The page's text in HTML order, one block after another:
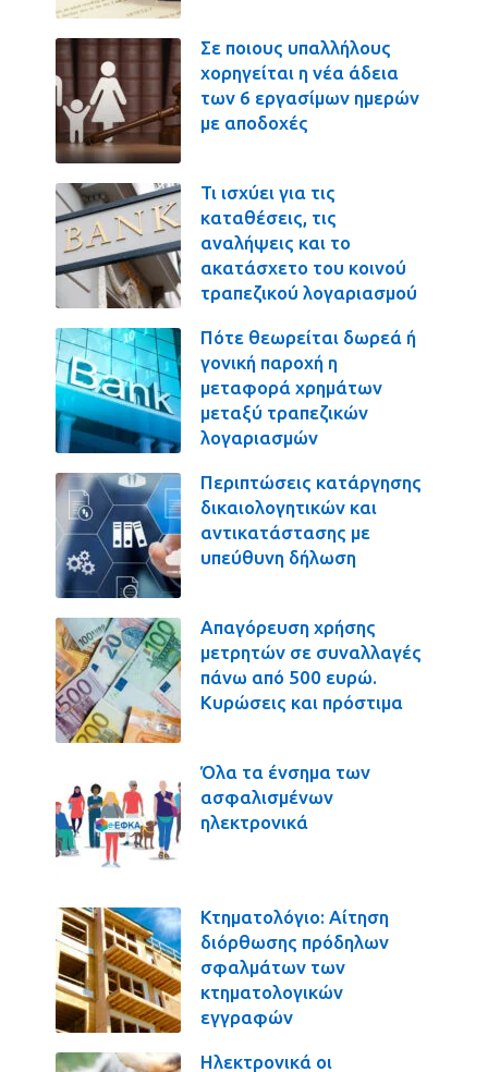
Σε ποιους υπαλλήλους
χορηγείται η νέα άδεια
των 6 εργασίμων ημερών
με αποδοχές
Τι ισχύει για τις
καταθέσεις, τις
αναλήψεις και το
ακατάσχετο του κοινού
τραπεζικού λογαριασμού
Πότε θεωρείται δωρεά ή
γονική παροχή η
μεταφορά χρημάτων
μεταξύ τραπεζικών
λογαριασμών
Περιπτώσεις κατάργησης
δικαιολογητικών και
αντικατάστασης με
υπεύθυνη δήλωση
Απαγόρευση χρήσης
μετρητών σε συναλλαγές
πάνω από 500 ευρώ.
Κυρώσεις και πρόστιμα
Όλα τα ένσημα των
ασφαλισμένων
ηλεκτρονικά
Κτηματολόγιο: Αίτηση
διόρθωσης πρόδηλων
σφαλμάτων των
κτηματολογικών
εγγραφών
Ηλεκτρονικά οι